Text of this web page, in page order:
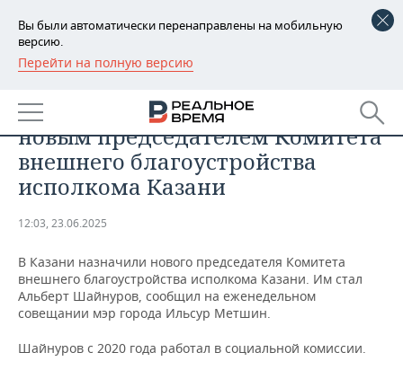
Вы были автоматически перенаправлены на мобильную
версию.
Перейти на полную версию
РЕГИОНЫ
БАШКОРТОСТАН
ТАТАРСТАН
УДМУРТИЯ
НОВОСТИ
АНАЛИТИКА
НОВОСТИ АНАЛИТИКИ
ДЕКЛАРАЦИИ О ДОХОДАХ
КОРОЛИ ГОСЗАКАЗА ПФО
ВУЗЫ ТАТАРСТАНА
КОМУ ПРИНАДЛЕЖАТ
ЭКОНОМИКА
НОВОСТИ ЭКОНОМИКИ
ФИНАНСЫ
БАНКИ
БЮДЖЕТ
ПРОМЫШЛЕННОСТЬ
НОВОСТИ
ПРОМЫШЛЕННОСТИ
АГРОПРОМ
НЕДВИЖИМОСТЬ
НОВОСТИ НЕДВИЖИМОСТИ
АВТО
НОВОСТИ АВТО
БИЗНЕС
Альберт Шайнуров назначен
новым председателем Комитета
внешнего благоустройства
исполкома Казани
12:03, 23.06.2025
В Казани назначили нового председателя Комитета
внешнего благоустройства исполкома Казани. Им стал
Альберт Шайнуров, сообщил на еженедельном
совещании мэр города Ильсур Метшин.
Шайнуров с 2020 года работал в социальной комиссии.